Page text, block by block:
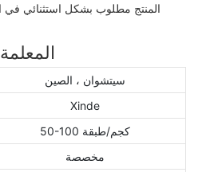
المعلمة
سيتشوان ، الصين
Xinde
50-100 كجم/طبقة
مخصصة